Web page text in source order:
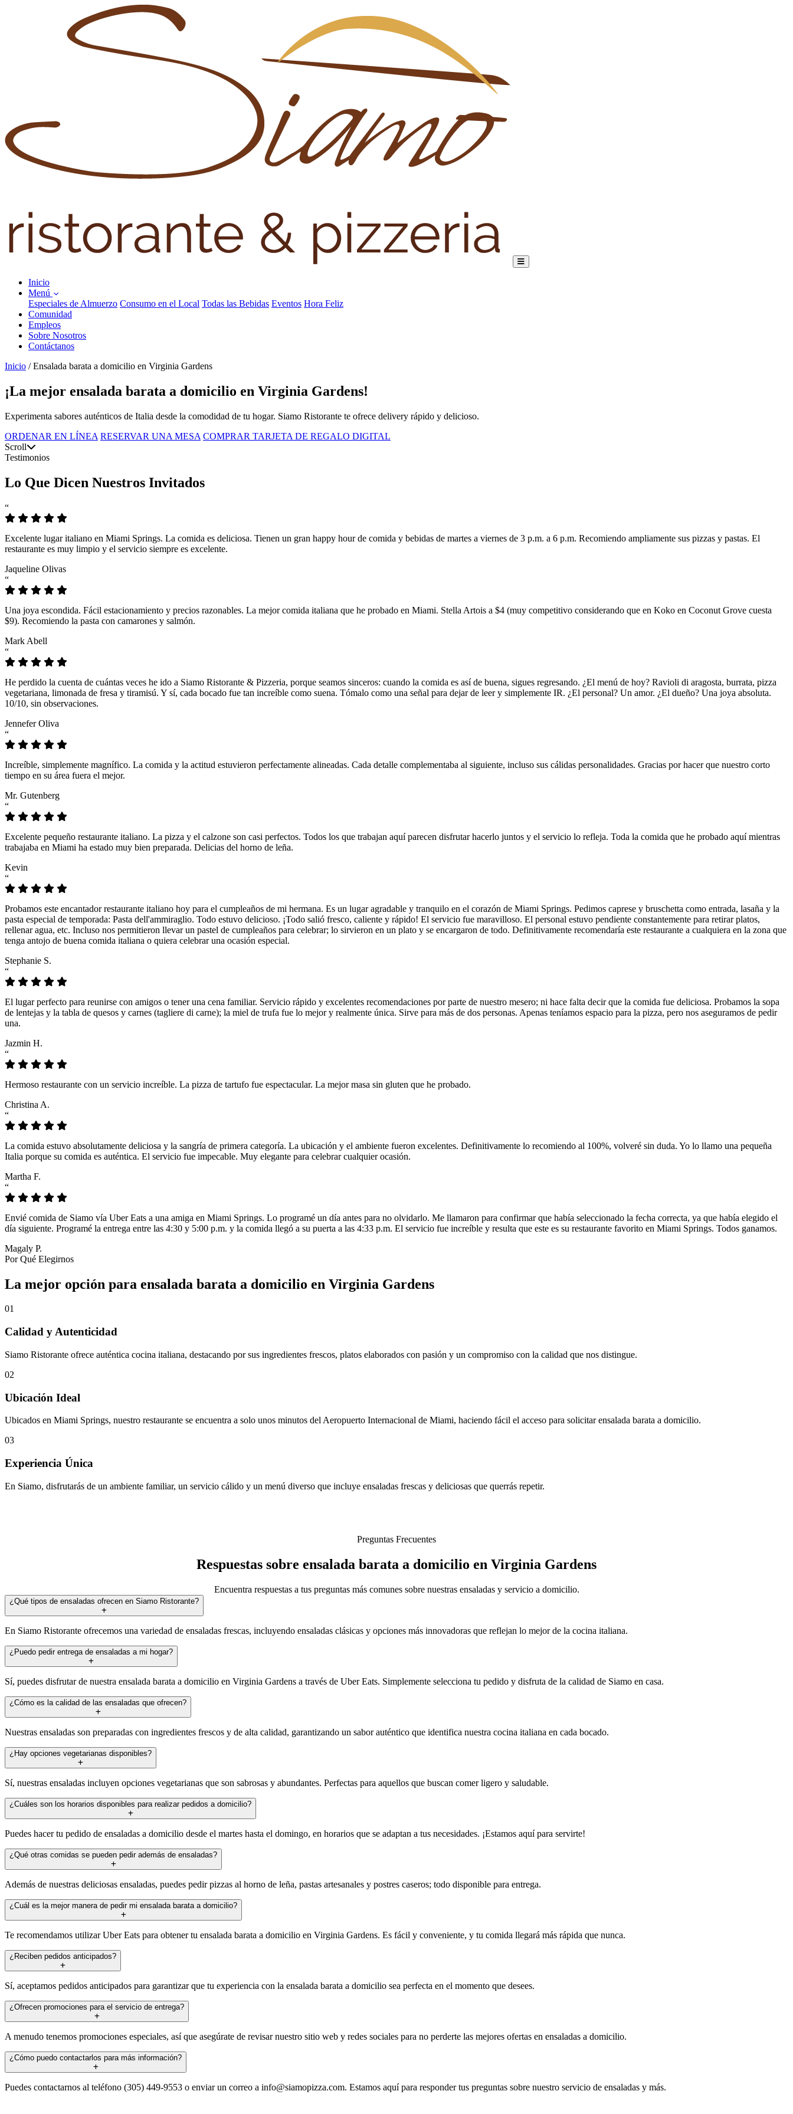
Inicio
Menú
Especiales de Almuerzo Consumo en el Local Todas las Bebidas Eventos Hora Feliz
Comunidad
Empleos
Sobre Nosotros
Contáctanos
Inicio / Ensalada barata a domicilio en Virginia Gardens
¡La mejor ensalada barata a domicilio en Virginia Gardens!
Experimenta sabores auténticos de Italia desde la comodidad de tu hogar. Siamo Ristorante te ofrece delivery rápido y delicioso.
ORDENAR EN LÍNEA RESERVAR UNA MESA COMPRAR TARJETA DE REGALO DIGITAL
Scroll
Testimonios
Lo Que Dicen Nuestros Invitados
“
Excelente lugar italiano en Miami Springs. La comida es deliciosa. Tienen un gran happy hour de comida y bebidas de martes a viernes de 3 p.m. a 6 p.m. Recomiendo ampliamente sus pizzas y pastas. El
restaurante es muy limpio y el servicio siempre es excelente.
Jaqueline Olivas
“
Una joya escondida. Fácil estacionamiento y precios razonables. La mejor comida italiana que he probado en Miami. Stella Artois a $4 (muy competitivo considerando que en Koko en Coconut Grove cuesta
$9). Recomiendo la pasta con camarones y salmón.
Mark Abell
“
He perdido la cuenta de cuántas veces he ido a Siamo Ristorante & Pizzeria, porque seamos sinceros: cuando la comida es así de buena, sigues regresando. ¿El menú de hoy? Ravioli di aragosta, burrata, pizza
vegetariana, limonada de fresa y tiramisú. Y sí, cada bocado fue tan increíble como suena. Tómalo como una señal para dejar de leer y simplemente IR. ¿El personal? Un amor. ¿El dueño? Una joya absoluta.
10/10, sin observaciones.
Jennefer Oliva
“
Increíble, simplemente magnífico. La comida y la actitud estuvieron perfectamente alineadas. Cada detalle complementaba al siguiente, incluso sus cálidas personalidades. Gracias por hacer que nuestro corto
tiempo en su área fuera el mejor.
Mr. Gutenberg
“
Excelente pequeño restaurante italiano. La pizza y el calzone son casi perfectos. Todos los que trabajan aquí parecen disfrutar hacerlo juntos y el servicio lo refleja. Toda la comida que he probado aquí mientras
trabajaba en Miami ha estado muy bien preparada. Delicias del horno de leña.
Kevin
“
Probamos este encantador restaurante italiano hoy para el cumpleaños de mi hermana. Es un lugar agradable y tranquilo en el corazón de Miami Springs. Pedimos caprese y bruschetta como entrada, lasaña y la
pasta especial de temporada: Pasta dell'ammiraglio. Todo estuvo delicioso. ¡Todo salió fresco, caliente y rápido! El servicio fue maravilloso. El personal estuvo pendiente constantemente para retirar platos,
rellenar agua, etc. Incluso nos permitieron llevar un pastel de cumpleaños para celebrar; lo sirvieron en un plato y se encargaron de todo. Definitivamente recomendaría este restaurante a cualquiera en la zona que
tenga antojo de buena comida italiana o quiera celebrar una ocasión especial.
Stephanie S.
“
El lugar perfecto para reunirse con amigos o tener una cena familiar. Servicio rápido y excelentes recomendaciones por parte de nuestro mesero; ni hace falta decir que la comida fue deliciosa. Probamos la sopa
de lentejas y la tabla de quesos y carnes (tagliere di carne); la miel de trufa fue lo mejor y realmente única. Sirve para más de dos personas. Apenas teníamos espacio para la pizza, pero nos aseguramos de pedir
una.
Jazmin H.
“
Hermoso restaurante con un servicio increíble. La pizza de tartufo fue espectacular. La mejor masa sin gluten que he probado.
Christina A.
“
La comida estuvo absolutamente deliciosa y la sangría de primera categoría. La ubicación y el ambiente fueron excelentes. Definitivamente lo recomiendo al 100%, volveré sin duda. Yo lo llamo una pequeña
Italia porque su comida es auténtica. El servicio fue impecable. Muy elegante para celebrar cualquier ocasión.
Martha F.
“
Envié comida de Siamo vía Uber Eats a una amiga en Miami Springs. Lo programé un día antes para no olvidarlo. Me llamaron para confirmar que había seleccionado la fecha correcta, ya que había elegido el
día siguiente. Programé la entrega entre las 4:30 y 5:00 p.m. y la comida llegó a su puerta a las 4:33 p.m. El servicio fue increíble y resulta que este es su restaurante favorito en Miami Springs. Todos ganamos.
Magaly P.
Por Qué Elegirnos
La mejor opción para ensalada barata a domicilio en Virginia Gardens
01
Calidad y Autenticidad
Siamo Ristorante ofrece auténtica cocina italiana, destacando por sus ingredientes frescos, platos elaborados con pasión y un compromiso con la calidad que nos distingue.
02
Ubicación Ideal
Ubicados en Miami Springs, nuestro restaurante se encuentra a solo unos minutos del Aeropuerto Internacional de Miami, haciendo fácil el acceso para solicitar ensalada barata a domicilio.
03
Experiencia Única
En Siamo, disfrutarás de un ambiente familiar, un servicio cálido y un menú diverso que incluye ensaladas frescas y deliciosas que querrás repetir.
Preguntas Frecuentes
Respuestas sobre ensalada barata a domicilio en Virginia Gardens
Encuentra respuestas a tus preguntas más comunes sobre nuestras ensaladas y servicio a domicilio.
¿Qué tipos de ensaladas ofrecen en Siamo Ristorante?
En Siamo Ristorante ofrecemos una variedad de ensaladas frescas, incluyendo ensaladas clásicas y opciones más innovadoras que reflejan lo mejor de la cocina italiana.
¿Puedo pedir entrega de ensaladas a mi hogar?
Sí, puedes disfrutar de nuestra ensalada barata a domicilio en Virginia Gardens a través de Uber Eats. Simplemente selecciona tu pedido y disfruta de la calidad de Siamo en casa.
¿Cómo es la calidad de las ensaladas que ofrecen?
Nuestras ensaladas son preparadas con ingredientes frescos y de alta calidad, garantizando un sabor auténtico que identifica nuestra cocina italiana en cada bocado.
¿Hay opciones vegetarianas disponibles?
Sí, nuestras ensaladas incluyen opciones vegetarianas que son sabrosas y abundantes. Perfectas para aquellos que buscan comer ligero y saludable.
¿Cuáles son los horarios disponibles para realizar pedidos a domicilio?
Puedes hacer tu pedido de ensaladas a domicilio desde el martes hasta el domingo, en horarios que se adaptan a tus necesidades. ¡Estamos aquí para servirte!
¿Qué otras comidas se pueden pedir además de ensaladas?
Además de nuestras deliciosas ensaladas, puedes pedir pizzas al horno de leña, pastas artesanales y postres caseros; todo disponible para entrega.
¿Cuál es la mejor manera de pedir mi ensalada barata a domicilio?
Te recomendamos utilizar Uber Eats para obtener tu ensalada barata a domicilio en Virginia Gardens. Es fácil y conveniente, y tu comida llegará más rápida que nunca.
¿Reciben pedidos anticipados?
Sí, aceptamos pedidos anticipados para garantizar que tu experiencia con la ensalada barata a domicilio sea perfecta en el momento que desees.
¿Ofrecen promociones para el servicio de entrega?
A menudo tenemos promociones especiales, así que asegúrate de revisar nuestro sitio web y redes sociales para no perderte las mejores ofertas en ensaladas a domicilio.
¿Cómo puedo contactarlos para más información?
Puedes contactarnos al teléfono (305) 449-9553 o enviar un correo a info@siamopizza.com. Estamos aquí para responder tus preguntas sobre nuestro servicio de ensaladas y más.